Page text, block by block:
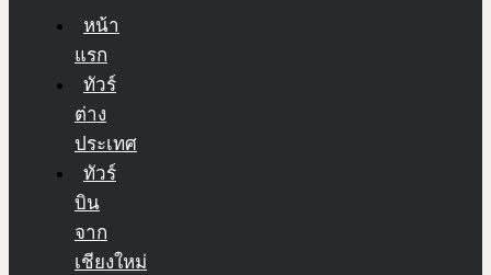
หน้า
แรก
ทัวร์
ต่าง
ประเทศ
ทัวร์
บิน
จาก
เชียงใหม่